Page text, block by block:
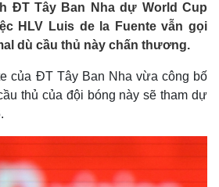
ĐT Tây Ban Nha dự World Cup
HLV Luis de la Fuente vẫn gọi
dù cầu thủ này chấn thương.
của ĐT Tây Ban Nha vừa công bố
thủ của đội bóng này sẽ tham dự